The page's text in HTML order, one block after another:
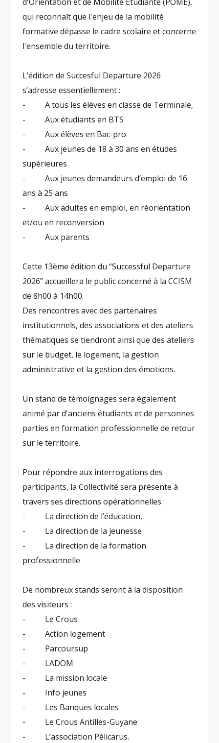
qui reconnaît que l'enjeu de la mobilité
formative dépasse le cadre scolaire et concerne
l'ensemble du territoire.
L’édition de Succesful Departure 2026
s’adresse essentiellement :
- A tous les élèves en classe de Terminale,
- Aux étudiants en BTS
- Aux élèves en Bac-pro
- Aux jeunes de 18 à 30 ans en études
supérieures
- Aux jeunes demandeurs d’emploi de 16
ans à 25 ans
- Aux adultes en emploi, en réorientation
et/ou en reconversion
- Aux parents
Cette 13ème édition du “Successful Departure
2026” accueillera le public concerné à la CCISM
de 8h00 à 14h00.
Des rencontres avec des partenaires
institutionnels, des associations et des ateliers
thématiques se tiendront ainsi que des ateliers
sur le budget, le logement, la gestion
administrative et la gestion des émotions.
Un stand de témoignages sera également
animé par d'anciens étudiants et de personnes
parties en formation professionnelle de retour
sur le territoire.
Pour répondre aux interrogations des
participants, la Collectivité sera présente à
travers ses directions opérationnelles :
- La direction de l’éducation,
- La direction de la jeunesse
- La direction de la formation
professionnelle
De nombreux stands seront à la disposition
des visiteurs :
- Le Crous
- Action logement
- Parcoursup
- LADOM
- La mission locale
- Info jeunes
- Les Banques locales
- Le Crous Antilles-Guyane
- L’association Pélicarus.